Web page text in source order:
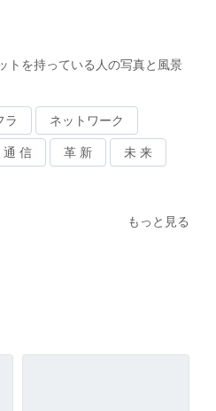
トを持っている人の写真と風景
ラ ネットワーク
通 信 革 新 未 来
もっと見る